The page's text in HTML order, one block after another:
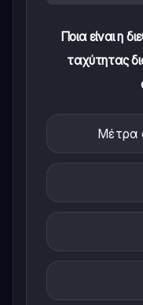
Ποια είναι η
ταχύτητας
Μέτρα